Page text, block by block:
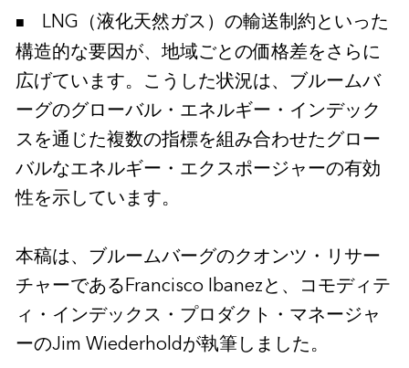
LNG（液化天然ガス）の輸送制約といった
構造的な要因が、地域ごとの価格差をさらに
広げています。こうした状況は、ブルームバ
ーグのグローバル・エネルギー・インデック
スを通じた複数の指標を組み合わせたグロー
バルなエネルギー・エクスポージャーの有効
性を示しています。
本稿は、ブルームバーグのクオンツ・リサー
チャーであるFrancisco Ibanezと、コモディテ
ィ・インデックス・プロダクト・マネージャ
ーのJim Wiederholdが執筆しました。